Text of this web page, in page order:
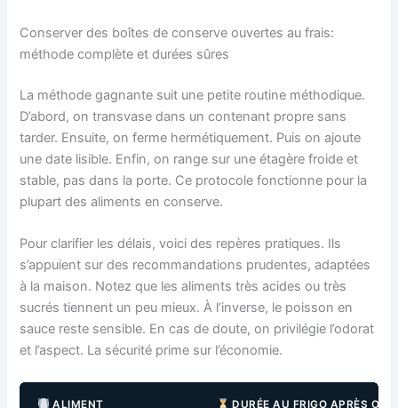
Conserver des boîtes de conserve ouvertes au frais:
méthode complète et durées sûres
La méthode gagnante suit une petite routine méthodique.
D’abord, on transvase dans un contenant propre sans
tarder. Ensuite, on ferme hermétiquement. Puis on ajoute
une date lisible. Enfin, on range sur une étagère froide et
stable, pas dans la porte. Ce protocole fonctionne pour la
plupart des aliments en conserve.
Pour clarifier les délais, voici des repères pratiques. Ils
s’appuient sur des recommandations prudentes, adaptées
à la maison. Notez que les aliments très acides ou très
sucrés tiennent un peu mieux. À l’inverse, le poisson en
sauce reste sensible. En cas de doute, on privilégie l’odorat
et l’aspect. La sécurité prime sur l’économie.
ALIMENT DURÉE AU FRIGO APRÈS